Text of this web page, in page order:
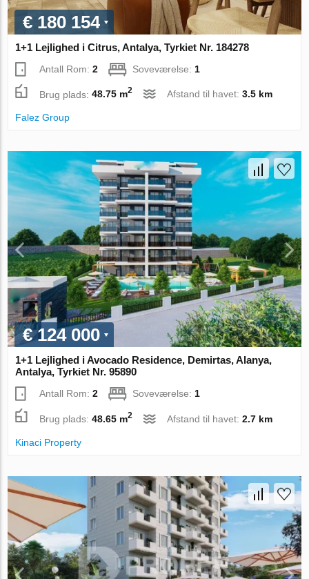
€ 180 154
1+1 Lejlighed i Citrus, Antalya, Tyrkiet Nr. 184278
Antall Rom:2 Soveværelse: 1
Brug plads:48.75 m2 Afstand til havet:3.5 km
Falez Group
€ 124 000
1+1 Lejlighed i Avocado Residence, Demirtas, Alanya,
Antalya, Tyrkiet Nr. 95890
Antall Rom:2 Soveværelse: 1
Brug plads:48.65 m2 Afstand til havet:2.7 km
Kinaci Property